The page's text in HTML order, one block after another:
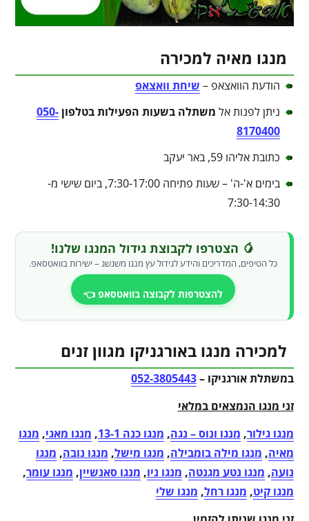
מנגו מאיה למכירה
הודעת הוואצאפ – שיחת וואצאפ
ניתן לפנות אל משתלה בשעות הפעילות בטלפון050-
8170400
כתובת אליהו 59, באר יעקב
בימים א'-ה' – שעות פתיחה 7:30-17:00, ביום שישי מ-
7:30-14:30
🥭 הצטרפו לקבוצת גידול המנגו שלנו!
כל הטיפים, המדריכים והידע לגידול עץ מנגו משגשג – ישירות בוואטסאפ.
להצטרפות לקבוצה בוואטסאפ 👈
למכירה מנגו באורגניקו מגוון זנים
במשתלת אורגניקו –052-3805443
זני מנגו הנמצאים במלאי
מנגו גילור, מנגו ונוס – נגה, מנגו כנה 13-1 , מנגו מאגי, מנגו
מאיה, מנגו מילה בומבילה, מנגו מישל, מנגו נובה, מנגו
נועה, מנגו נטע מגנטה, מנגו ניו, מנגו סאנשיין, מנגו עומר,
מנגו קיט, מנגו רחל, מנגו שלי